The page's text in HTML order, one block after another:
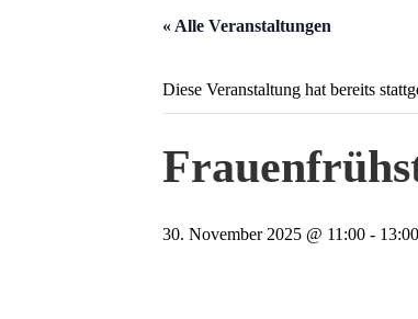
« Alle Veranstaltungen
Diese Veranstaltung hat bereits
30. November 2025 @ 11:00 - 13:00